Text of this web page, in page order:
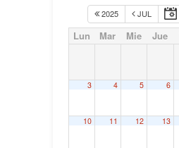
2025 JUL
Lun Mar Mie Jue
3 4 5 6
10 11 12 13